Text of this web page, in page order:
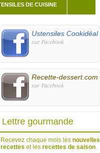
DE CUISINE
Ustensiles Cookidéal
sur Facebook
Recette-dessert.com
sur Facebook
Lettre gourmande
Recevez chaque mois les nouvelles
recettes et les recettes de saison.